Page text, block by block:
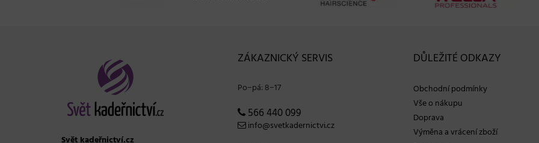
Svět kadeřnictví.cz
ZÁKAZNICKÝ SERVIS
Po−pá: 8−17
566 440 099
info@svetkadernictvi.cz
DŮLEŽITÉ ODKAZY
Obchodní podmínky
Vše o nákupu
Doprava
Výměna a vrácení zboží